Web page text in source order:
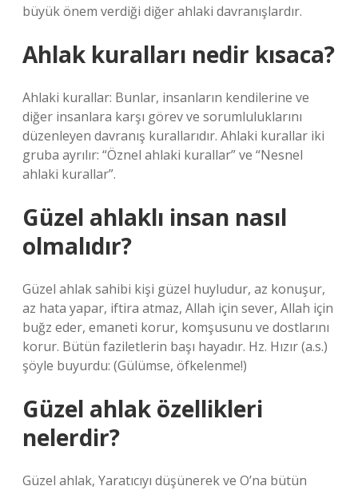
büyük önem verdiği diğer ahlaki davranışlardır.
Ahlak kuralları nedir kısaca?
Ahlaki kurallar: Bunlar, insanların kendilerine ve
diğer insanlara karşı görev ve sorumluluklarını
düzenleyen davranış kurallarıdır. Ahlaki kurallar iki
gruba ayrılır: “Öznel ahlaki kurallar” ve “Nesnel
ahlaki kurallar”.
Güzel ahlaklı insan nasıl
olmalıdır?
Güzel ahlak sahibi kişi güzel huyludur, az konuşur,
az hata yapar, iftira atmaz, Allah için sever, Allah için
buğz eder, emaneti korur, komşusunu ve dostlarını
korur. Bütün faziletlerin başı hayadır. Hz. Hızır (a.s.)
şöyle buyurdu: (Gülümse, öfkelenme!)
Güzel ahlak özellikleri
nelerdir?
Güzel ahlak, Yaratıcıyı düşünerek ve O’na bütün